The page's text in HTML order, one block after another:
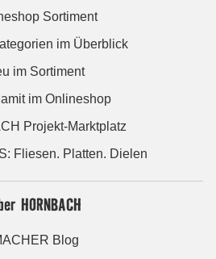
Sortiment
im Überblick
im Sortiment
im Onlineshop
Projekt-Marktplatz
Fliesen. Platten. Dielen
HORNBACH
Blog